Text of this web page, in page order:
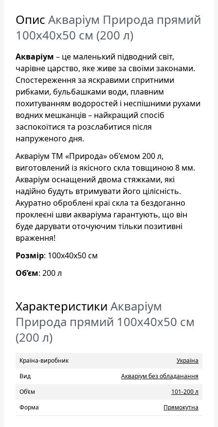
Опис Акваріум Природа прямий
100x40x50 см (200 л)
Акваріум – це маленький підводний світ,
чарівне царство, яке живе за своїми законами.
Спостереження за яскравими спритними
рибками, бульбашками води, плавним
похитуванням водоростей і неспішними рухами
водних мешканців – найкращий спосіб
заспокоїтися та розслабитися після
напруженого дня.
Акваріум ТМ «Природа» об’ємом 200 л,
виготовлений із якісного скла товщиною 8 мм.
Акваріум оснащений двома стяжками, які
надійно будуть втримувати його цілісність.
Акуратно оброблені краї скла та бездоганно
проклеєні шви акваріума гарантують, що він
буде дарувати оточуючим тільки позитивні
враження!
Розмір: 100х40х50 см
Об’єм: 200 л
Характеристики Акваріум
Природа прямий 100x40x50 см
(200 л)
Країна-виробник
Україна
Вид
Акваріум без обладанання
Об’єм
101-200 л
Форма
Прямокутна